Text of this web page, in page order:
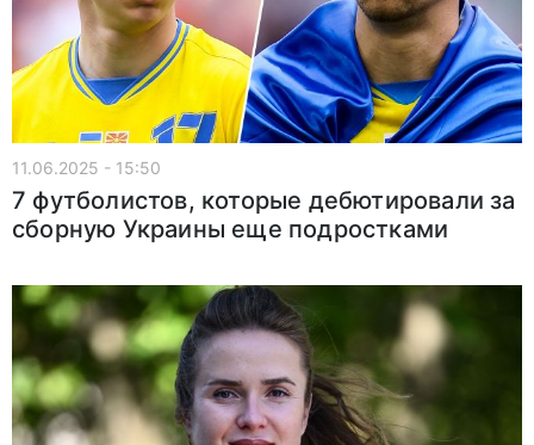
11.06.2025 - 15:50
7 футболистов, которые дебютировали за
сборную Украины еще подростками